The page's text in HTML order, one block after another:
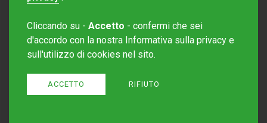
Sito creato daRedesign
Cliccando su - Accetto - confermi che sei
d'accordo con la nostra Informativa sulla privacy e
sull'utilizzo di cookies nel sito.
ACCETTO RIFIUTO